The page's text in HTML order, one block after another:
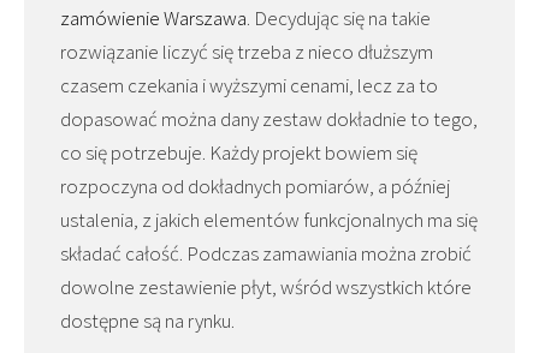
zamówienie Warszawa. Decydując się na takie
rozwiązanie liczyć się trzeba z nieco dłuższym
czasem czekania i wyższymi cenami, lecz za to
dopasować można dany zestaw dokładnie to tego,
co się potrzebuje. Każdy projekt bowiem się
rozpoczyna od dokładnych pomiarów, a później
ustalenia, z jakich elementów funkcjonalnych ma się
składać całość. Podczas zamawiania można zrobić
dowolne zestawienie płyt, wśród wszystkich które
dostępne są na rynku.